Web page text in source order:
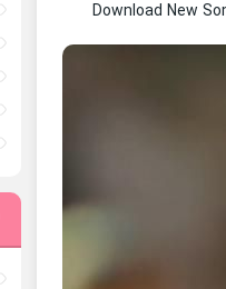
Download New